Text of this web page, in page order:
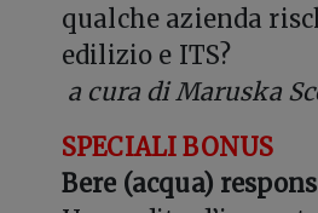
qualche azienda
edilizio e ITS?
a cura di Maruska
SPECIALI BONUS
Bere (acqua)